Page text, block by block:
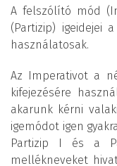
A felszólító mód
(Partizip) igeidejei
használatosak.
Az Imperativot a
kifejezésére
akarunk kérni
igemódot igen
Partizip I és a
mellékneveket